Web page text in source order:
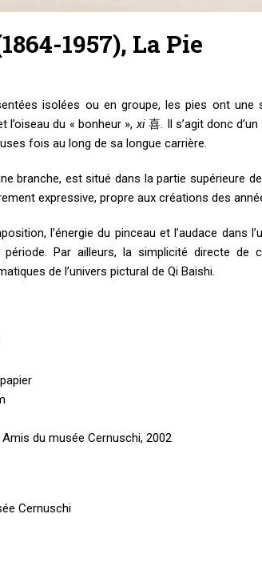
1957), La Pie
isolées ou en groupe, les pies ont une
du « bonheur »,xi喜. Il s’agit donc
fois au long de sa longue carrière.
branche, est situé dans la partie supérieure
expressive, propre aux créations des
l’énergie du pinceau et l’audace
Par ailleurs, la simplicité directe de
de l’univers pictural de Qi Baishi.
du musée Cernuschi, 2002
Cernuschi